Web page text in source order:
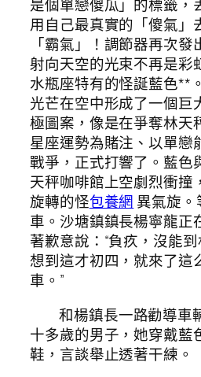
是個單戀傻瓜」的標籤，
用自己最真實的「傻氣」
「霸氣」！調節器再次發
射向天空的光束不再是彩
水瓶座特有的怪誕藍色**
光芒在空中形成了一個巨
極圖案，像是在爭奪林天
星座運勢為賭注、以單戀
戰爭，正式打響了。藍色
天秤咖啡館上空劇烈衝撞
旋轉的怪包養網 異氣旋
車。沙塘鎮鎮長楊寧龍正
著歉意說：“負疚，沒能
想到這才初四，就來了這
車。”
和楊鎮長一路勸導車
十多歲的男子，她穿戴藍
鞋，言談舉止透著干練。